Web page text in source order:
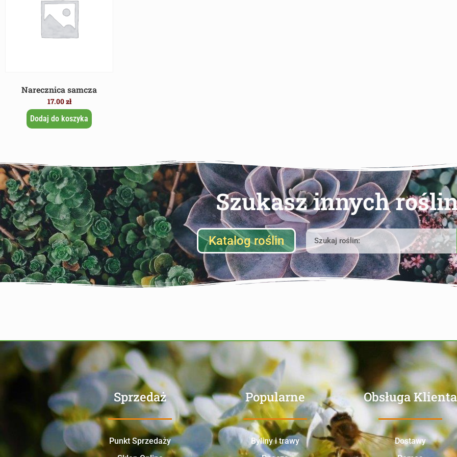
Narecznica samcza
17.00zł
Dodaj do koszyka
Szukasz innych
Katalog roślin
Sprzedaż
Punkt Sprzedaży
Popularne
Byliny i trawy
Obsługa Klienta
Dostawy